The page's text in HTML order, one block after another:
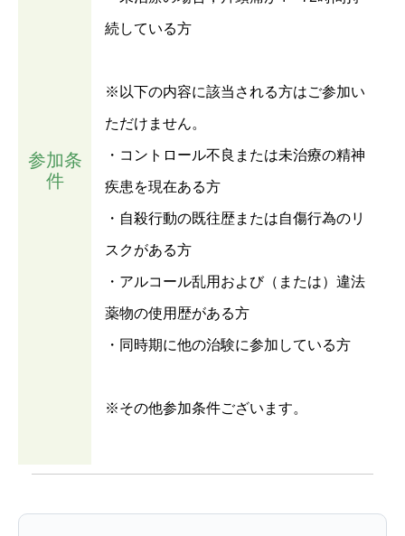
参加条
件
続している方
※以下の内容に該当される方はご参加い
ただけません。
・コントロール不良または未治療の精神
疾患を現在ある方
・自殺行動の既往歴または自傷行為のリ
スクがある方
・アルコール乱用および（または）違法
薬物の使用歴がある方
・同時期に他の治験に参加している方
※その他参加条件ございます。